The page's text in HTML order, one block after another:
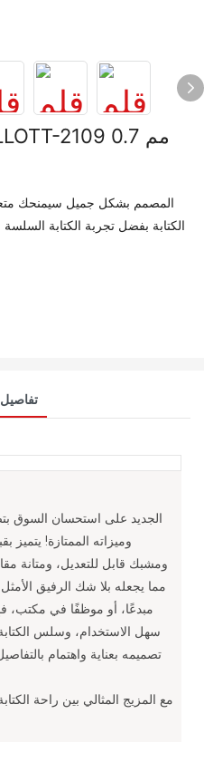
الكتابة بفضل تجربة الكتابة
تفاصيل
وميزاته الممتازة!
ومشبك قابل للتعديل، ومتانة
مما يجعله بلا شك الرفيق الأمثل
مبدعًا، أو موظفًا في مكتب،
سهل الاستخدام، وسلس
تصميمه بعناية واهتمام
مع المزيج المثالي بين راحة